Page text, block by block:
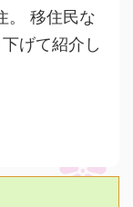
。 移住民な
げて紹介し